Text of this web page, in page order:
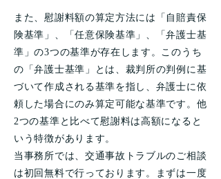
また、慰謝料額の算定方法には「自賠責保
険基準」、「任意保険基準」、「弁護士基
準」の3つの基準が存在します。このうち
の「弁護士基準」とは、裁判所の判例に基
づいて作成される基準を指し、弁護士に依
頼した場合にのみ算定可能な基準です。他
2つの基準と比べて慰謝料は高額になると
いう特徴があります。
当事務所では、交通事故トラブルのご相談
は初回無料で行っております。まずは一度